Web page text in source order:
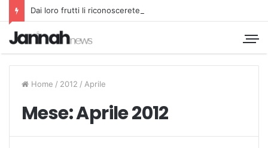
Dai loro frutti li riconoscerete
Home / 2012 / Aprile
Mese:Aprile 2012